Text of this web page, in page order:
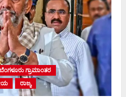
ಬೆಂಗಳೂರು ಗ್ರಾಮಾಂತರ
ರಾಜ್ಯ